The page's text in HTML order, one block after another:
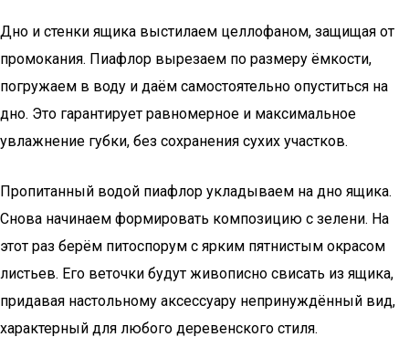
Дно и стенки ящика выстилаем целлофаном, защищая от
промокания. Пиафлор вырезаем по размеру ёмкости,
погружаем в воду и даём самостоятельно опуститься на
дно. Это гарантирует равномерное и максимальное
увлажнение губки, без сохранения сухих участков.
Пропитанный водой пиафлор укладываем на дно ящика.
Снова начинаем формировать композицию с зелени. На
этот раз берём питоспорум с ярким пятнистым окрасом
листьев. Его веточки будут живописно свисать из ящика,
придавая настольному аксессуару непринуждённый вид,
характерный для любого деревенского стиля.